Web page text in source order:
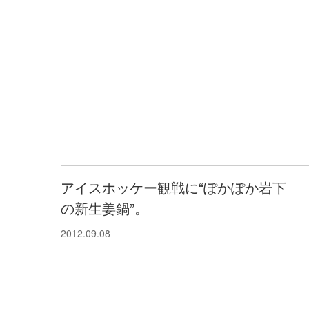
アイスホッケー観戦に“ぽかぽか岩下
の新生姜鍋”。
2012.09.08